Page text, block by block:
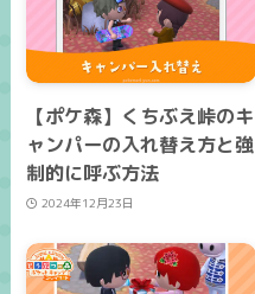
【ポケ森】くちぶえ峠のキ
ャンパーの入れ替え方と強
制的に呼ぶ方法
2024年12月23日